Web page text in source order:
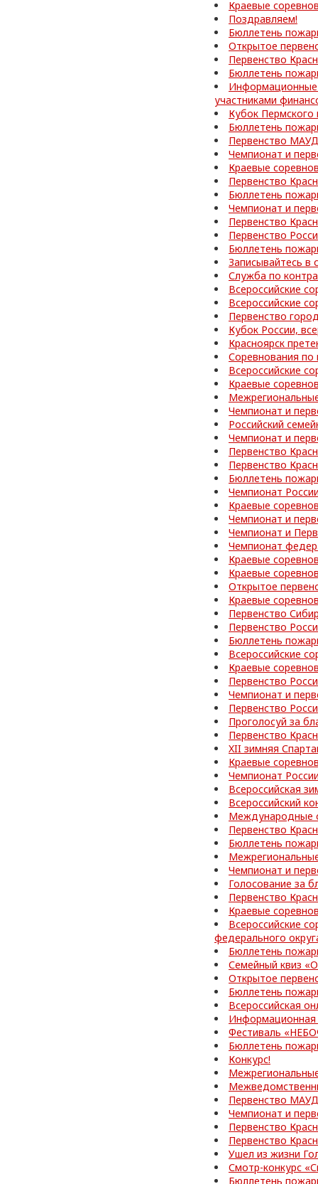
Краевые
Поздравляем!
Бюллетень
Открытое
Первенство
Бюллетень
Информационные
участниками
Кубок
Бюллетень
Первенство
Чемпионат и
Краевые
Первенство
Бюллетень
Чемпионат и
Первенство
Первенство
Бюллетень
Записывайтесь в
Служба по
Всероссийские
Всероссийские
Первенство
Кубок России,
Красноярск
Соревнования
Всероссийские
Краевые
Чемпионат и
Российский
Чемпионат и
Первенство
Первенство
Бюллетень
Чемпионат
Краевые
Чемпионат и
Чемпионат и
Чемпионат
Краевые
Краевые
Открытое
Краевые
Первенство
Первенство
Бюллетень
Всероссийские
Краевые
Первенство
Чемпионат и
Первенство
Проголосуй за
Первенство
XII зимняя
Краевые
Чемпионат
Всероссийская
Всероссийский
Международные
Первенство
Бюллетень
Чемпионат и
Голосование за
Первенство
Краевые
Всероссийские
федерального
Бюллетень
Семейный квиз
Открытое
Бюллетень
Всероссийская
Информационная
Фестиваль
Бюллетень
Конкурс!
Первенство
Чемпионат и
Первенство
Первенство
Ушел из жизни
Смотр-конкурс
Бюллетень